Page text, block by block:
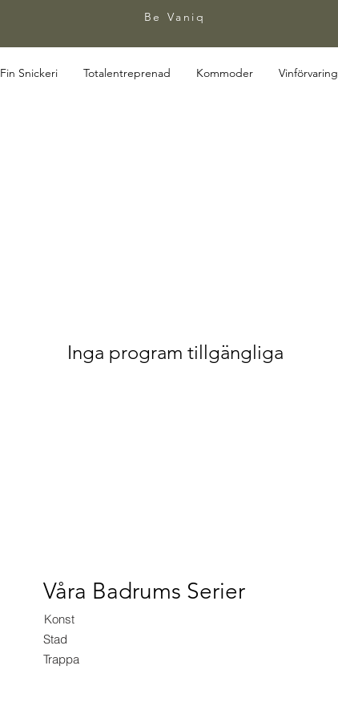
Be Vaniq
Fin Snickeri Totalentreprenad Kommoder Vinförvaring
Inga program tillgängliga
Våra Badrums Serier
Konst
Stad
Trappa